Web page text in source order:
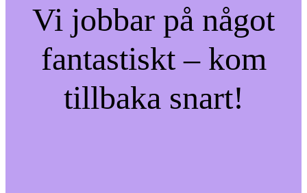
Vi jobbar på något
fantastiskt – kom
tillbaka snart!